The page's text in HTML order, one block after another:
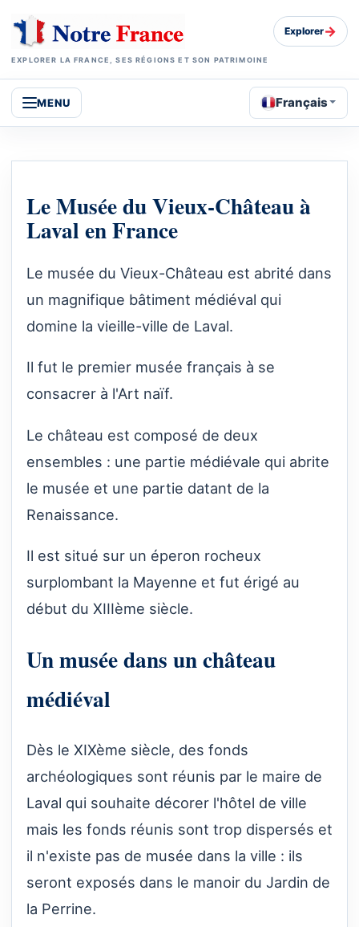
EXPLORER LA FRANCE, SES RÉGIONS ET SON PATRIMOINE
Explorer→
MENU Français
Le Musée du Vieux-Château à
Laval en France
Le musée du Vieux-Château est abrité dans
un magnifique bâtiment médiéval qui
domine la vieille-ville de Laval.
Il fut le premier musée français à se
consacrer à l'Art naïf.
Le château est composé de deux
ensembles : une partie médiévale qui abrite
le musée et une partie datant de la
Renaissance.
Il est situé sur un éperon rocheux
surplombant la Mayenne et fut érigé au
début du XIIIème siècle.
Un musée dans un château
médiéval
Dès le XIXème siècle, des fonds
archéologiques sont réunis par le maire de
Laval qui souhaite décorer l'hôtel de ville
mais les fonds réunis sont trop dispersés et
il n'existe pas de musée dans la ville : ils
seront exposés dans le manoir du Jardin de
la Perrine.